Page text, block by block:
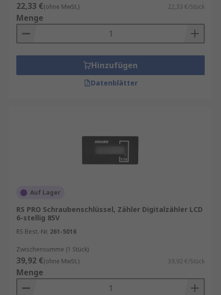
22,33 €(ohne MwSt.) 22,33 €/Stück
Menge
Hinzufügen
Datenblätter
Auf Lager
RS PRO Schraubenschlüssel, Zähler Digitalzähler LCD
6-stellig 85V
RS Best.-Nr. 261-5016
Zwischensumme (1 Stück)
39,92 €(ohne MwSt.) 39,92 €/Stück
Menge